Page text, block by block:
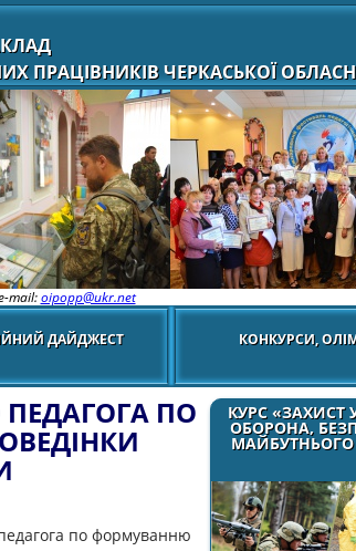
ПРАЦІВНИКІВ ЧЕРКАСЬКОЇ
mail:oipopp@ukr.net
ДАЙДЖЕСТ КОНКУРСИ,
КУРС «ЗАХИСТ
ОБОРОНА,
ПО
по формуванню